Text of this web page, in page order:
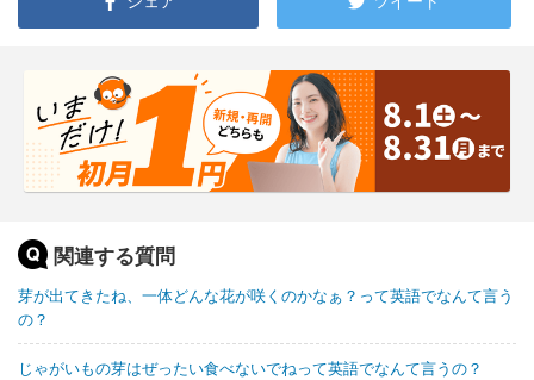
関連する質問
芽が出てきたね、一体どんな花が咲くのかなぁ？って英語でなんて言う
の？
じゃがいもの芽はぜったい食べないでねって英語でなんて言うの？